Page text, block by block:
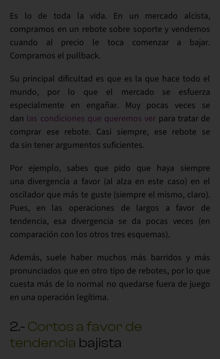
Es lo de toda la vida. En un mercado alcista,
compramos en un rebote sobre soporte yvendemos
cuando al precio le toca comenzar a bajar.
Compramos el pullback.
Su principal dificultad es que es la que hace todo el
mundo, por lo que el mercado se esfuerza
especialmente en engañar. Muy pocas veces se
dan las condiciones que queremos ver para tratar de
comprar ese rebote. Casi siempre, ese rebote se
da sin tener argumentos suficientes.
Por ejemplo, sabes que pido que haya siempre
una divergencia a favor (al alza en este caso) en el
oscilador que más te guste (siempre el mismo, claro).
Pues, en las operaciones de largos a favor de
tendencia, esa divergencia se da pocas veces (en
comparación con los otros tres esquemas).
Además, suele haber muchos más barridos y más
pronunciados que en otro tipo de rebotes, por lo que
cuesta más de lo normal no quedarse fuera de juego
en una operación legítima.
2.- Cortos a favor de
tendencia bajista